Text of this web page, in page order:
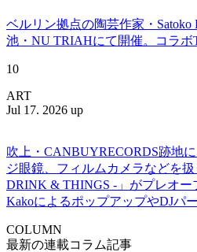
ベルリン拠点の陶芸作家・Satoko
池・NU TRIAHにて開催。コラボ
10
ART
Jul 17. 2026 up
吹上・CANBUYRECORDS跡地
ジ眼鏡、フィルムカメラなどを
DRINK & THINGS -」がプレオー
KakoによるポップアップやDJパ
COLUMN
最新の連載コラム記事